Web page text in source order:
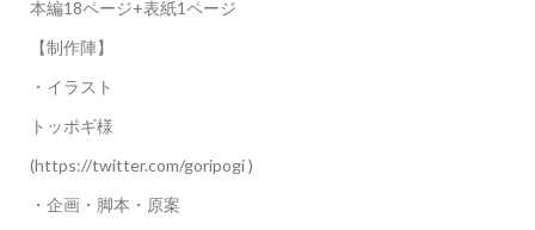
本編18ページ+表紙1ページ
【制作陣】
・イラスト
トッポギ様
(https://twitter.com/goripogi )
・企画・脚本・原案